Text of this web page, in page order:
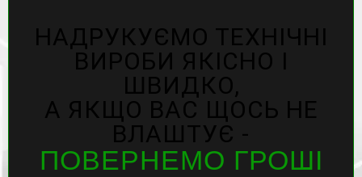
НАДРУКУЄМО ТЕХНІЧНІ
ВИРОБИ ЯКІСНО І
ШВИДКО,
А ЯКЩО ВАС ЩОСЬ НЕ
ВЛАШТУЄ -
ПОВЕРНЕМО ГРОШІ